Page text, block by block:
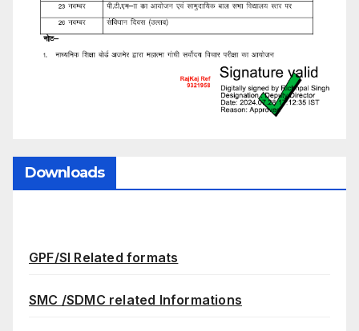
Downloads
GPF/SI Related formats
SMC /SDMC related Informations